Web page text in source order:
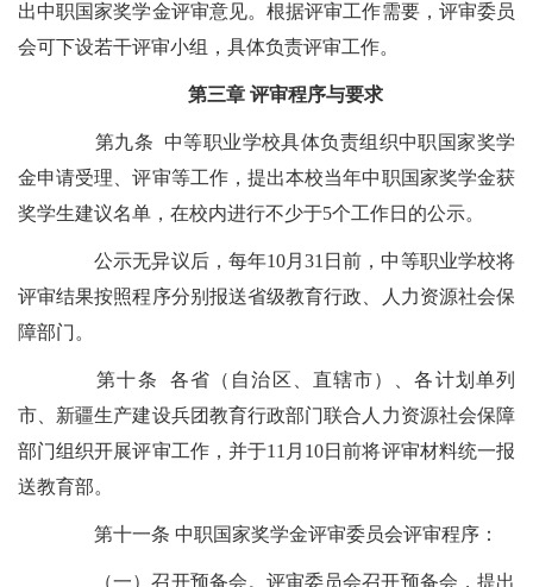
出中职国家奖学金评审意见。根据评审工作需要，评审委员
会可下设若干评审小组，具体负责评审工作。
第三章 评审程序与要求
第九条 中等职业学校具体负责组织中职国家奖学
金申请受理、评审等工作，提出本校当年中职国家奖学金获
奖学生建议名单，在校内进行不少于5个工作日的公示。
公示无异议后，每年10月31日前，中等职业学校将
评审结果按照程序分别报送省级教育行政、人力资源社会保
障部门。
第十条 各省（自治区、直辖市）、各计划单列
市、新疆生产建设兵团教育行政部门联合人力资源社会保障
部门组织开展评审工作，并于11月10日前将评审材料统一报
送教育部。
第十一条 中职国家奖学金评审委员会评审程序：
（一）召开预备会。评审委员会召开预备会，提出